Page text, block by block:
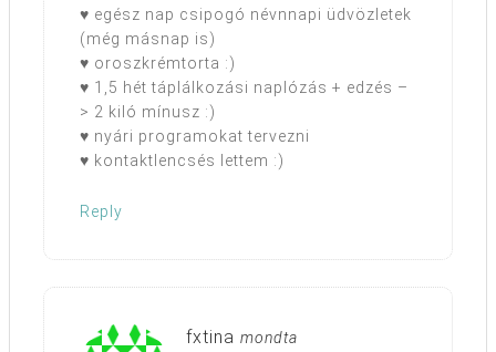
♥ egész nap csipogó névnnapi üdvözletek
(még másnap is)
♥ oroszkrémtorta :)
♥ 1,5 hét táplálkozási naplózás + edzés –
> 2 kiló mínusz :)
♥ nyári programokat tervezni
♥ kontaktlencsés lettem :)
Reply
fxtina mondta